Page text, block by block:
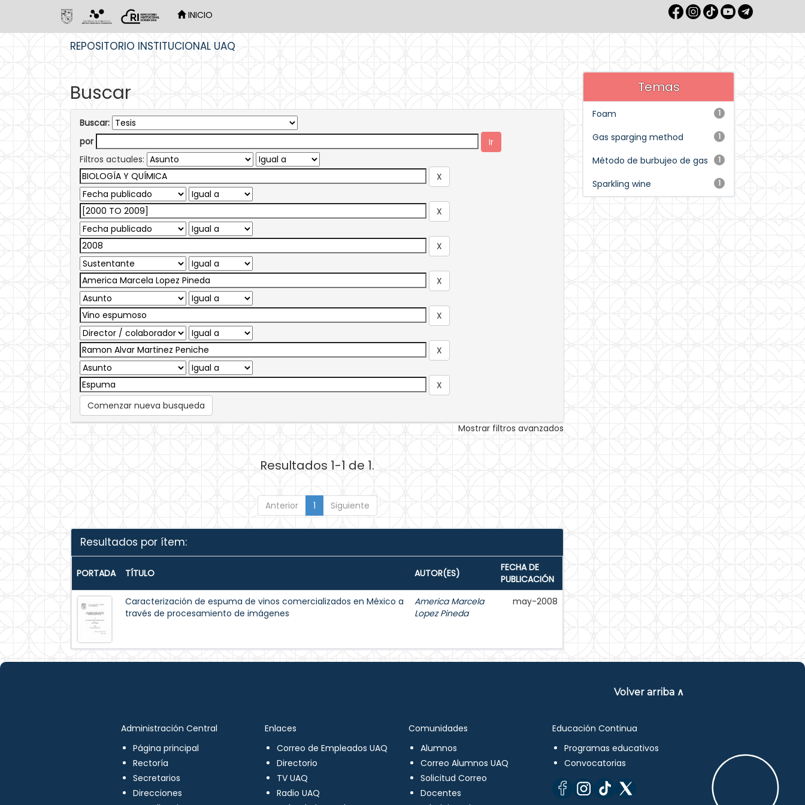
INICIO
REPOSITORIO INSTITUCIONAL UAQ
Buscar
Buscar:
por
Filtros actuales:
Comenzar nueva busqueda
Mostrar filtros avanzados
Resultados 1-1 de 1.
Anterior 1 Siguiente
Resultados por ítem:
PORTADA TÍTULO AUTOR(ES)
FECHA DE
PUBLICACIÓN
Caracterización de espuma de vinos comercializados en México a
través de procesamiento de imágenes
America Marcela
Lopez Pineda
may-2008
Temas
1
Foam
1
Gas sparging method
1
Método de burbujeo de gas
1
Sparkling wine
Volver arriba ∧
Administración Central
Página principal
Rectoría
Secretarios
Direcciones
Enlaces
Correo de Empleados UAQ
Directorio
TV UAQ
Radio UAQ
Comunidades
Alumnos
Correo Alumnos UAQ
Solicitud Correo
Docentes
Educación Continua
Programas educativos
Convocatorias